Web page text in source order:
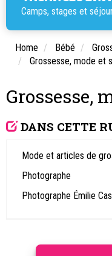
Camps, stages et
Home Bébé
Grossesse, mode et
Grossesse,
DANS CETTE
Mode et articles de
Photographe
Photographe Émilie